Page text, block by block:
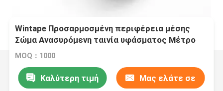
Wintape Προσαρμοσμένη περιφέρεια μέσης
Σώμα Ανασυρόμενη ταινία υφάσματος Μέτρο
ραπτικής πλαστικής ραπτικής ή ταινία
MOQ：1000
Καλύτερη τιμή Μας ελάτε σε